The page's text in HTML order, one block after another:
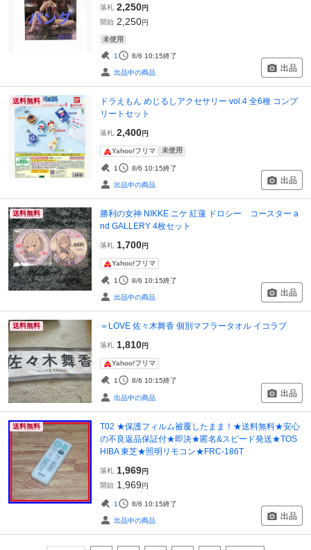
落札 2,250円
開始 2,250円
未使用
1 8/6 10:15終了
出品中の商品 出品
送料無料
ドラえもん めじるしアクセサリー vol.4 全6種 コンプ
リートセット
落札 2,400円
Yahoo!フリマ 未使用
1 8/6 10:15終了
出品中の商品 出品
送料無料
勝利の女神 NIKKE ニケ 紅蓮 ドロシー コースター a
nd GALLERY 4枚セット
落札 1,700円
Yahoo!フリマ
1 8/6 10:15終了
出品中の商品 出品
送料無料 ＝LOVE 佐々木舞香 個別マフラータオル イコラブ
落札 1,810円
Yahoo!フリマ
1 8/6 10:15終了
出品中の商品 出品
送料無料
T02 ★保護フィルム被覆したまま！★送料無料★安心
の不良返品保証付★即決★匿名&スピード発送★TOS
HIBA 東芝★照明リモコン★FRC-186T
落札 1,969円
開始 1,969円
1 8/6 10:15終了
出品中の商品 出品